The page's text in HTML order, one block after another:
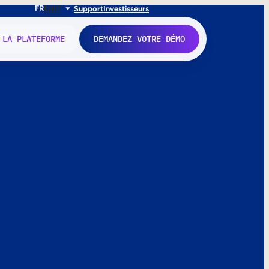
FRENIT SupportInvestisseurs
PLATEFORME DEMANDEZ VOTRE DÉMO